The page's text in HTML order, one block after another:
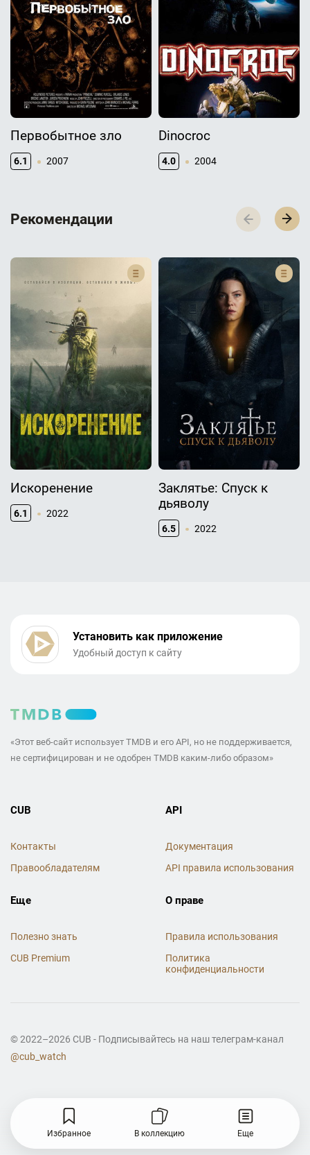
Первобытное зло
6.1 2007
Dinocroc
4.0 2004
Р­­­е­­­к­­­о­­­м­­­е­­­н­­­д­­­а­­­ц­­­и­­­и
Искоренение
6.1 2022
Заклятье: Спуск к
дьяволу
6.5 2022
Избранное В коллекцию Еще
Установить как приложение
Удобный доступ к сайту
«Этот веб-сайт использует TMDB и его API, но не поддерживается,
не сертифицирован и не одобрен TMDB каким-либо образом»
CUB
Контакты
Правообладателям
API
Документация
API правила использования
Еще
Полезно знать
CUB Premium
О праве
Правила использования
Политика
конфиденциальности
© 2022–2026 CUB - Подписывайтесь на наш телеграм-канал
@cub_watch